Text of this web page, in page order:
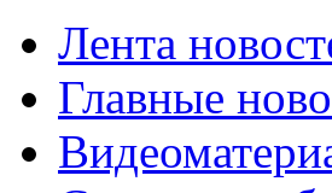
Лента
Главные